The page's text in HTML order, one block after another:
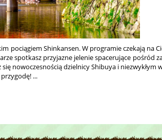
pociągiem Shinkansen. W programie czekają na
spotkasz przyjazne jelenie spacerujące pośród
nowoczesnością dzielnicy Shibuya i
...